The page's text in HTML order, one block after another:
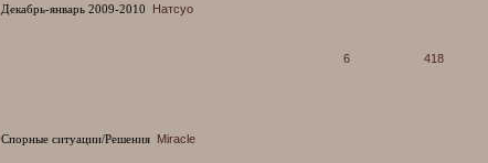
Декабрь-январь 2009-2010 Натсуо
6 418
Спорные ситуации/Решения Miracle